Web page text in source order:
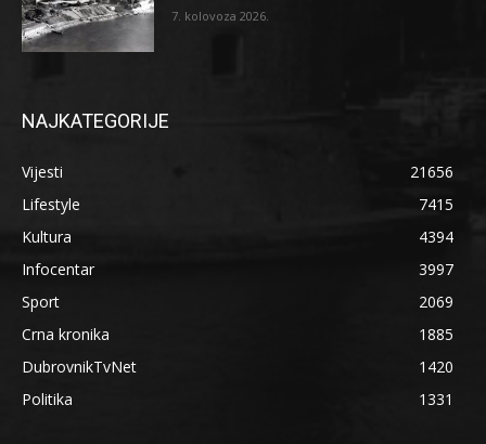
7. kolovoza 2026.
NAJKATEGORIJE
Vijesti
21656
Lifestyle
7415
Kultura
4394
Infocentar
3997
Sport
2069
Crna kronika
1885
DubrovnikTvNet
1420
Politika
1331